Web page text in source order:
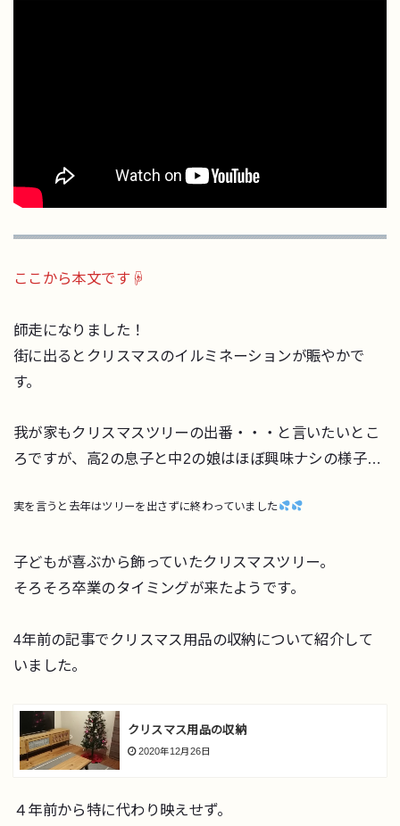
ここから本文です☟
師走になりました！
街に出るとクリスマスのイルミネーションが賑やかで
す。
我が家もクリスマスツリーの出番・・・と言いたいとこ
ろですが、高2の息子と中2の娘はほぼ興味ナシの様子…
実を言うと去年はツリーを出さずに終わっていました
子どもが喜ぶから飾っていたクリスマスツリー。
そろそろ卒業のタイミングが来たようです。
4年前の記事でクリスマス用品の収納について紹介して
いました。
クリスマス用品の収納
2020年12月26日
４年前から特に代わり映えせず。